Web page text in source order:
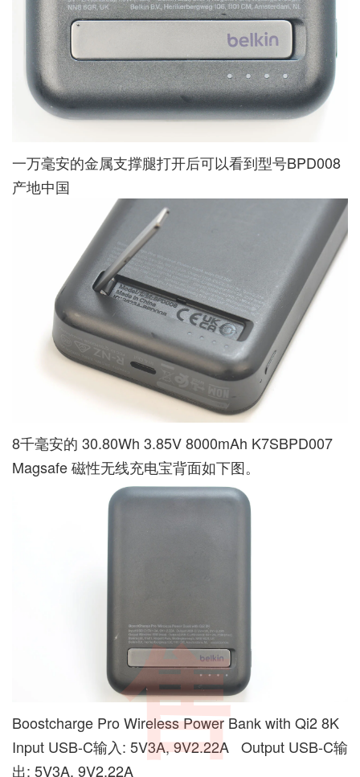
一万毫安的金属支撑腿打开后可以看到型号BPD008
产地中国
8千毫安的 30.80Wh 3.85V 8000mAh K7SBPD007
Magsafe 磁性无线充电宝背面如下图。
Boostcharge Pro Wireless Power Bank with Qi2 8K
Input USB-C输入: 5V3A, 9V2.22A Output USB-C输
出: 5V3A, 9V2.22A售